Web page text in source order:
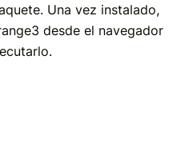
Una vez instalado,
desde el navegador